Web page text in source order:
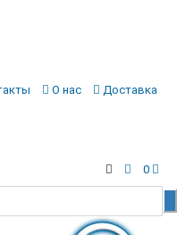
О нас
Доставка
0